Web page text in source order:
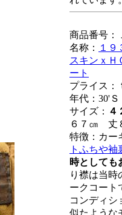
商品番号：
名称：
１
スキンｘ
ート
プライス：
年代：
サイズ： ４
６７㎝ 丈
特徴：カー
トふちや
時としても
り襟は当時
ークコート
コンディシ
似たような